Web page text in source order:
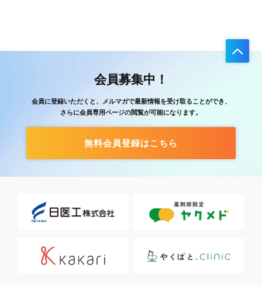
会員募集中！
会員に登録いただくと、メルマガで最新情報を受け取ることができ、
さらに会員専用ページの閲覧が可能になります。
無料会員登録はこちら